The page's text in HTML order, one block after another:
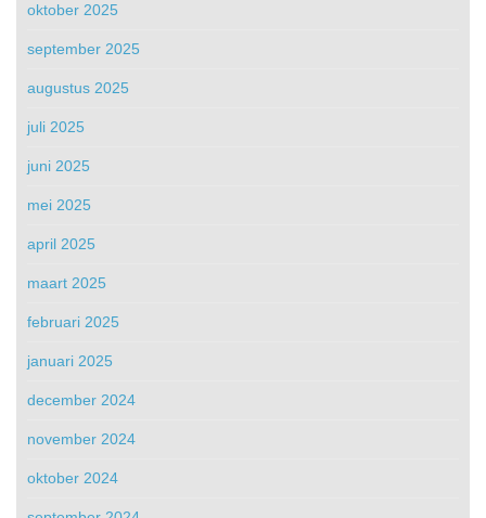
oktober 2025
september 2025
augustus 2025
juli 2025
juni 2025
mei 2025
april 2025
maart 2025
februari 2025
januari 2025
december 2024
november 2024
oktober 2024